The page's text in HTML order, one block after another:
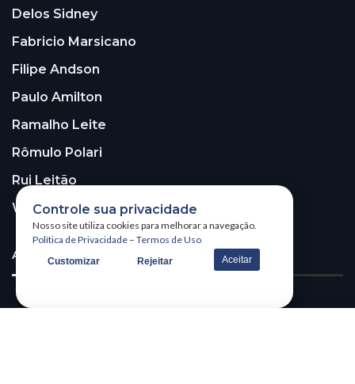
Delos Sidney
Fabricio Marsicano
Filipe Andson
Paulo Amilton
Ramalho Leite
Rômulo Polari
Rui Leitão
Walter Santos
ASSINE A NOSSA NEWSLETTER!
Controle sua privacidade
Nosso site utiliza cookies para melhorar a navegação.
Política de Privacidade – Termos de Uso
Customizar Rejeitar Aceitar